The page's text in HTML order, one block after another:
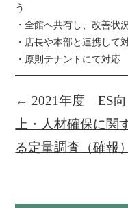
う
・全館へ共有し、改善状
・店長や本部と連携して
・原則テナントにて対応
←2021年度 ES向
上・人材確保に関
る定量調査（確報）